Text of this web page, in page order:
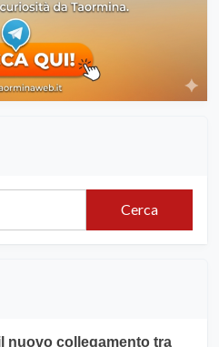
Cerca
nuovo collegamento tra